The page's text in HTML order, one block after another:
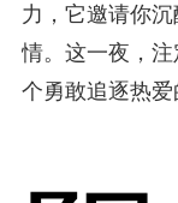
力，它邀请你
情。这一夜，
个勇敢追逐热爱